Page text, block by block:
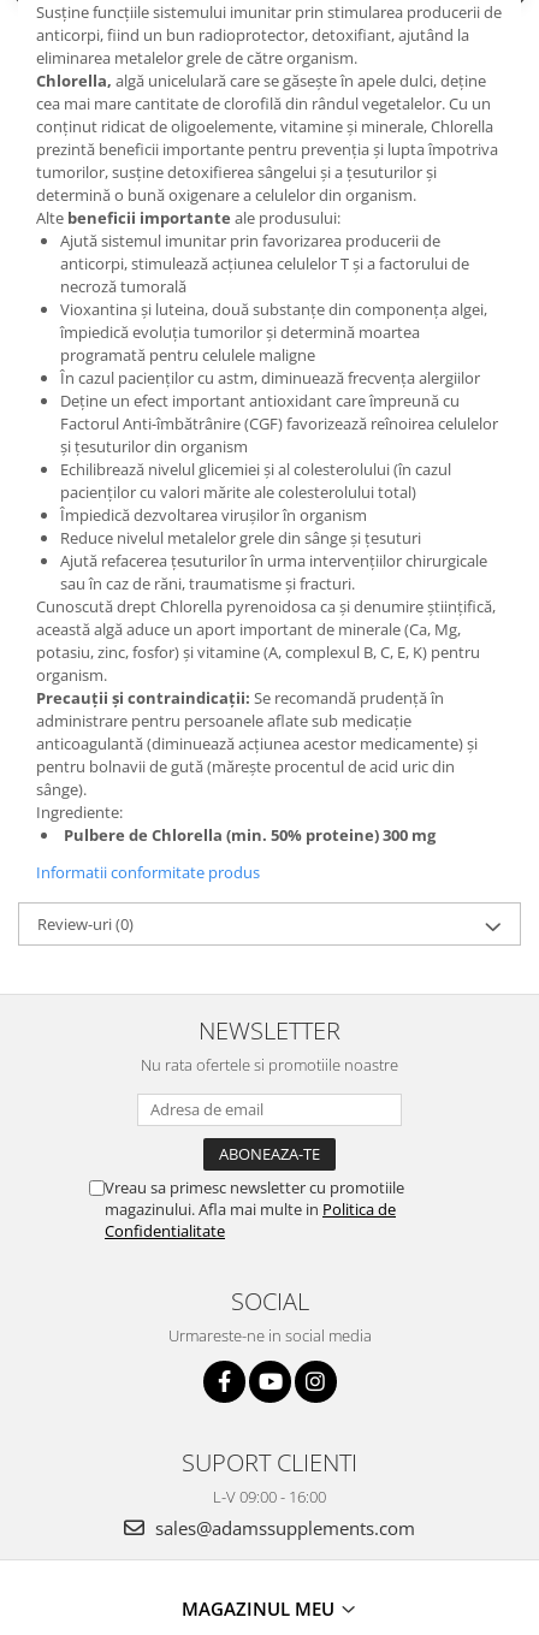
Susține funcțiile sistemului imunitar prin stimularea producerii de
anticorpi, fiind un bun radioprotector, detoxifiant, ajutând la
eliminarea metalelor grele de către organism.
Chlorella, algă unicelulară care se găsește în apele dulci, deține
cea mai mare cantitate de clorofilă din rândul vegetalelor. Cu un
conținut ridicat de oligoelemente, vitamine și minerale, Chlorella
prezintă beneficii importante pentru prevenția și lupta împotriva
tumorilor, susține detoxifierea sângelui și a țesuturilor și
determină o bună oxigenare a celulelor din organism.
Alte beneficii importante ale produsului:
Ajută sistemul imunitar prin favorizarea producerii de
anticorpi, stimulează acțiunea celulelor T și a factorului de
necroză tumorală
Vioxantina și luteina, două substanțe din componența algei,
împiedică evoluția tumorilor și determină moartea
programată pentru celulele maligne
În cazul pacienților cu astm, diminuează frecvența alergiilor
Deține un efect important antioxidant care împreună cu
Factorul Anti-îmbătrânire (CGF) favorizează reînoirea celulelor
și țesuturilor din organism
Echilibrează nivelul glicemiei și al colesterolului (în cazul
pacienților cu valori mărite ale colesterolului total)
Împiedică dezvoltarea virușilor în organism
Reduce nivelul metalelor grele din sânge și țesuturi
Ajută refacerea țesuturilor în urma intervențiilor chirurgicale
sau în caz de răni, traumatisme și fracturi.
Cunoscută drept Chlorella pyrenoidosa ca și denumire științifică,
această algă aduce un aport important de minerale (Ca, Mg,
potasiu, zinc, fosfor) și vitamine (A, complexul B, C, E, K) pentru
organism.
Precauții și contraindicații: Se recomandă prudență în
administrare pentru persoanele aflate sub medicație
anticoagulantă (diminuează acțiunea acestor medicamente) și
pentru bolnavii de gută (mărește procentul de acid uric din
sânge).
Ingrediente:
Pulbere de Chlorella (min. 50% proteine) 300 mg
Informatii conformitate produs
Review-uri(0)
NEWSLETTER
Nu rata ofertele si promotiile noastre
Vreau sa primesc newsletter cu promotiile
magazinului. Afla mai multe in Politica de
Confidentialitate
SOCIAL
Urmareste-ne in social media
SUPORT CLIENTI
L-V 09:00 - 16:00
sales@adamssupplements.com
MAGAZINUL MEU